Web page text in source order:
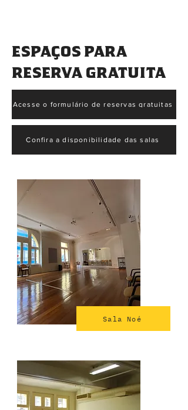
Espaços para
Reserva GRATUITA
Acesse o formulário de reservas gratuitas
Confira a disponibilidade das salas
Sala Noé